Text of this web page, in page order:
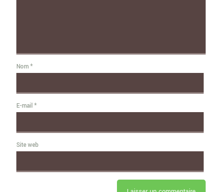
Nom*
E-mail *
Site web